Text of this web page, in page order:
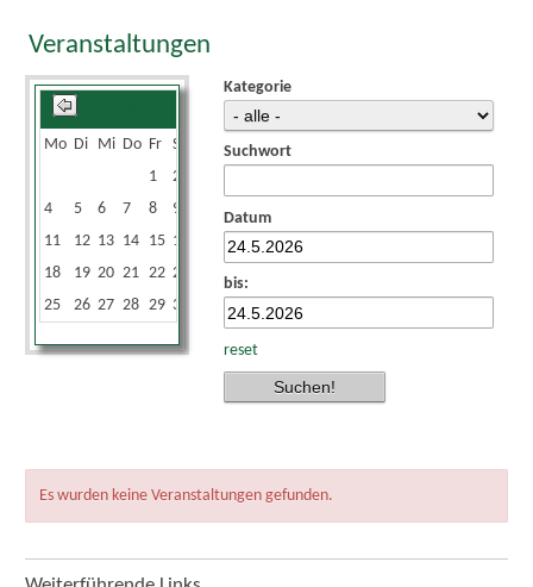
Veranstaltungen
Mo Di Mi Do Fr Sa
1
2
4
5 6 7 8 9
11
12 13 14 15 16
18
19 20 21 22 23
25
26 27 28 29 30
Kategorie
Suchwort
Datum
bis:
reset
Es wurden keine Veranstaltungen gefunden.